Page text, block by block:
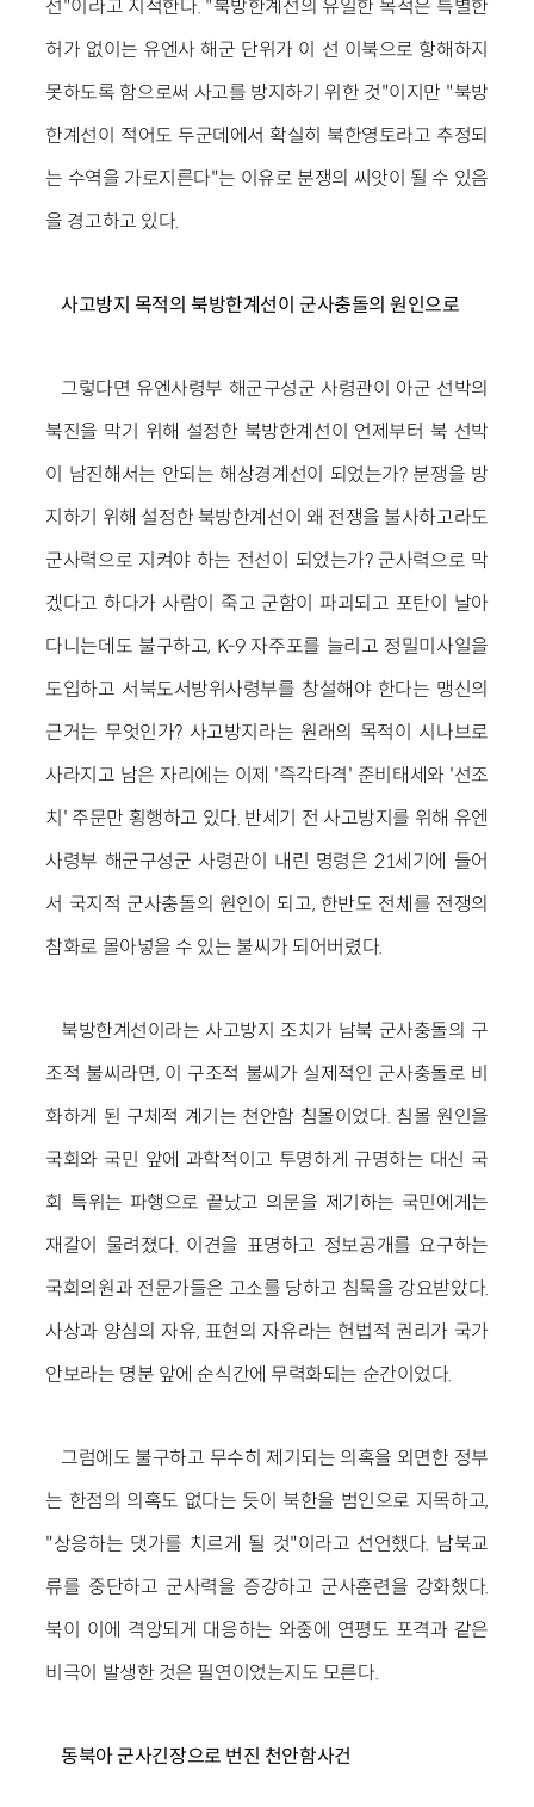
선"이라고 지적한다. "북방한계선의 유일한 목적은 특별한
허가 없이는 유엔사 해군 단위가 이 선 이북으로 항해하지
못하도록 함으로써 사고를 방지하기 위한 것"이지만 "북방
한계선이 적어도 두군데에서 확실히 북한영토라고 추정되
는 수역을 가로지른다"는 이유로 분쟁의 씨앗이 될 수 있음
을 경고하고 있다.
사고방지 목적의 북방한계선이 군사충돌의 원인으로
그렇다면 유엔사령부 해군구성군 사령관이 아군 선박의
북진을 막기 위해 설정한 북방한계선이 언제부터 북 선박
이 남진해서는 안되는 해상경계선이 되었는가? 분쟁을 방
지하기 위해 설정한 북방한계선이 왜 전쟁을 불사하고라도
군사력으로 지켜야 하는 전선이 되었는가? 군사력으로 막
겠다고 하다가 사람이 죽고 군함이 파괴되고 포탄이 날아
다니는데도 불구하고, K-9 자주포를 늘리고 정밀미사일을
도입하고 서북도서방위사령부를 창설해야 한다는 맹신의
근거는 무엇인가? 사고방지라는 원래의 목적이 시나브로
사라지고 남은 자리에는 이제 '즉각타격' 준비태세와 '선조
치' 주문만 횡행하고 있다. 반세기 전 사고방지를 위해 유엔
사령부 해군구성군 사령관이 내린 명령은 21세기에 들어
서 국지적 군사충돌의 원인이 되고, 한반도 전체를 전쟁의
참화로 몰아넣을 수 있는 불씨가 되어버렸다.
북방한계선이라는 사고방지 조치가 남북 군사충돌의 구
조적 불씨라면, 이 구조적 불씨가 실제적인 군사충돌로 비
화하게 된 구체적 계기는 천안함 침몰이었다. 침몰 원인을
국회와 국민 앞에 과학적이고 투명하게 규명하는 대신 국
회 특위는 파행으로 끝났고 의문을 제기하는 국민에게는
재갈이 물려졌다. 이견을 표명하고 정보공개를 요구하는
국회의원과 전문가들은 고소를 당하고 침묵을 강요받았다.
사상과 양심의 자유, 표현의 자유라는 헌법적 권리가 국가
안보라는 명분 앞에 순식간에 무력화되는 순간이었다.
그럼에도 불구하고 무수히 제기되는 의혹을 외면한 정부
는 한점의 의혹도 없다는 듯이 북한을 범인으로 지목하고,
"상응하는 댓가를 치르게 될 것"이라고 선언했다. 남북교
류를 중단하고 군사력을 증강하고 군사훈련을 강화했다.
북이 이에 격앙되게 대응하는 와중에 연평도 포격과 같은
비극이 발생한 것은 필연이었는지도 모른다.
동북아 군사긴장으로 번진 천안함사건